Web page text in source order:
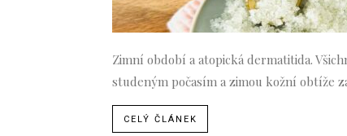
Zimní období a atopická dermatitida.
studeným počasím a zimou kožní obtíže
CELÝ ČLÁNEK